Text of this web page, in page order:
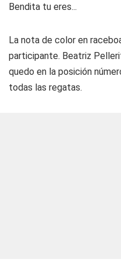
Bendita tu eres...
La nota de color en
participante. Beatriz
quedo en la posición
todas las regatas.